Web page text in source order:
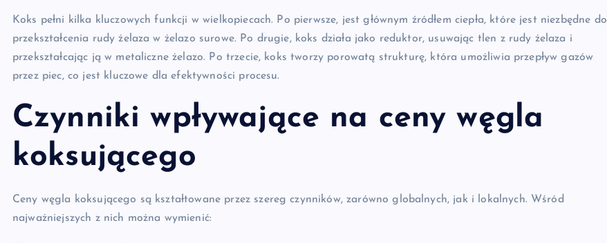
Koks pełni kilka kluczowych funkcji w wielkopiecach. Po pierwsze, jest głównym źródłem ciepła, które jest niezbędne do
przekształcenia rudy żelaza w żelazo surowe. Po drugie, koks działa jako reduktor, usuwając tlen z rudy żelaza i
przekształcając ją w metaliczne żelazo. Po trzecie, koks tworzy porowatą strukturę, która umożliwia przepływ gazów
przez piec, co jest kluczowe dla efektywności procesu.
Czynniki wpływające na ceny węgla
koksującego
Ceny węgla koksującego są kształtowane przez szereg czynników, zarówno globalnych, jak i lokalnych. Wśród
najważniejszych z nich można wymienić: